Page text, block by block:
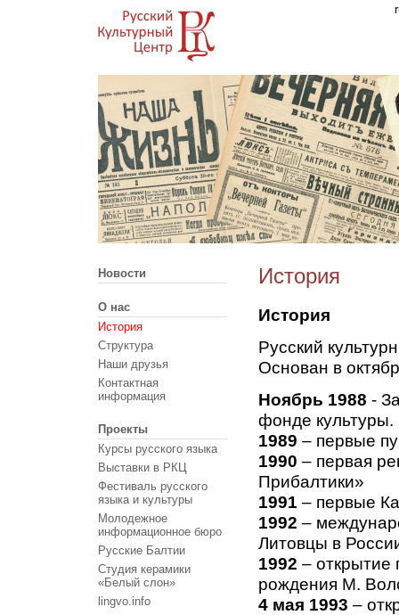
Новости
О нас
История
Структура
Наши друзья
Контактная
информация
Проекты
Курсы русского языка
Выставки в РКЦ
Фестиваль русского
языка и культуры
Молодежное
информационное бюро
Русские Балтии
Студия керамики
«Белый слон»
lingvo.info
История
История
Русский
Основан в
Ноябрь 1988 -
фонде культуры.
1989 – первые
1990 – первая
Прибалтики»
1991 – первые
1992 –
Литовцы в
1992 – открытие
рождения М.
4 мая 1993 –